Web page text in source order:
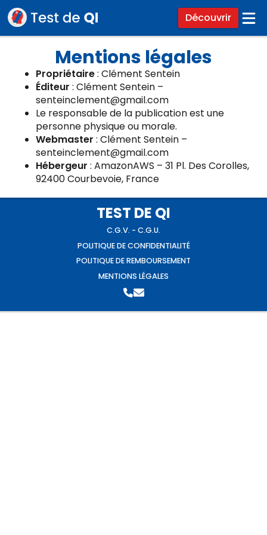
Découvrir
Mentions légales
Propriétaire: Clément Sentein
Éditeur : Clément Sentein –
senteinclement@gmail.com
Le responsable de la publication est une
personne physique ou morale.
Webmaster : Clément Sentein –
senteinclement@gmail.com
Hébergeur : AmazonAWS – 31 Pl. Des Corolles,
92400 Courbevoie, France
TEST DE QI
C.G.V. - C.G.U.
POLITIQUE DE CONFIDENTIALITÉ
POLITIQUE DE REMBOURSEMENT
MENTIONS LÉGALES